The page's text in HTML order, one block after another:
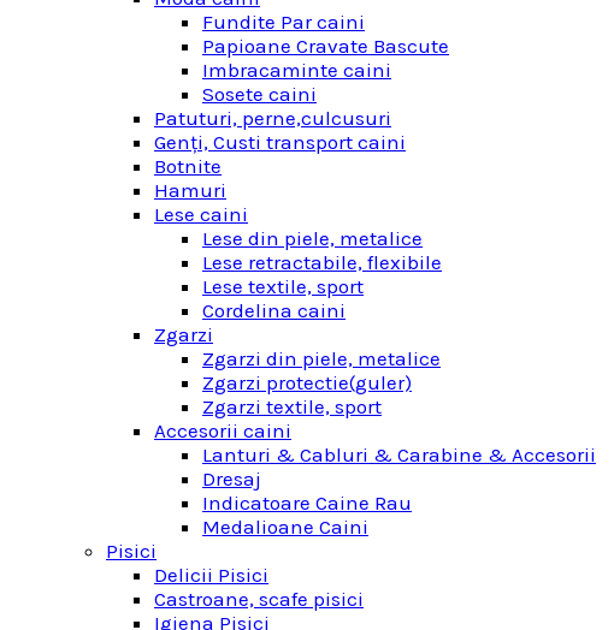
Fundite Par caini
Papioane Cravate Bascute
Imbracaminte caini
Sosete caini
Patuturi, perne,culcusuri
Genţi, Custi transport caini
Botnite
Hamuri
Lese caini
Lese din piele, metalice
Lese retractabile, flexibile
Lese textile, sport
Cordelina caini
Zgarzi
Zgarzi din piele, metalice
Zgarzi protectie(guler)
Zgarzi textile, sport
Accesorii caini
Lanturi & Cabluri & Carabine & Accesorii
Dresaj
Indicatoare Caine Rau
Medalioane Caini
Pisici
Delicii Pisici
Castroane, scafe pisici
Igiena Pisici